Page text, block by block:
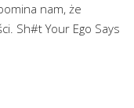
nam, że
Sh#t Your Ego Says